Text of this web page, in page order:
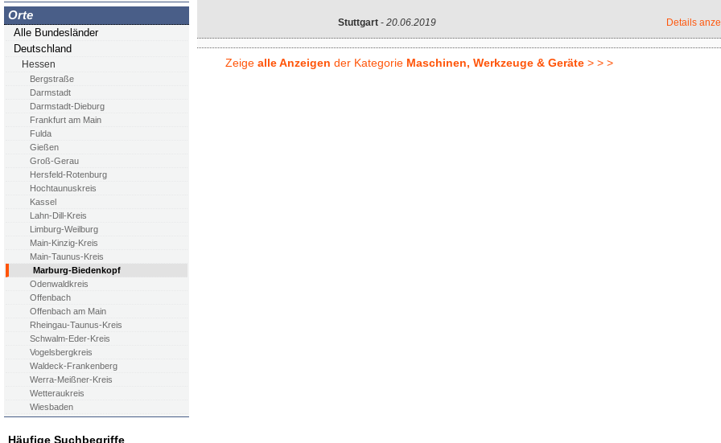
Orte
Alle Bundesländer
Deutschland
Hessen
Bergstraße
Darmstadt
Darmstadt-Dieburg
Frankfurt am Main
Fulda
Gießen
Groß-Gerau
Hersfeld-Rotenburg
Hochtaunuskreis
Kassel
Lahn-Dill-Kreis
Limburg-Weilburg
Main-Kinzig-Kreis
Main-Taunus-Kreis
Marburg-Biedenkopf
Odenwaldkreis
Offenbach
Offenbach am Main
Rheingau-Taunus-Kreis
Schwalm-Eder-Kreis
Vogelsbergkreis
Waldeck-Frankenberg
Werra-Meißner-Kreis
Wetteraukreis
Wiesbaden
Häufige Suchbegriffe
Stuttgart - 20.06.2019 Details
Zeige alle Anzeigen der Kategorie Maschinen, Werkzeuge & Geräte > > >